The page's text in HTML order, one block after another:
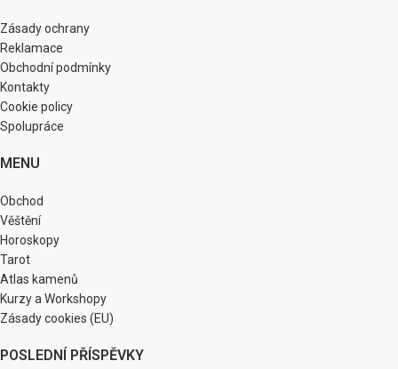
Zásady ochrany
Reklamace
Obchodní podmínky
Kontakty
Cookie policy
Spolupráce
MENU
Obchod
Věštění
Horoskopy
Tarot
Atlas kamenů
Kurzy a Workshopy
Zásady cookies (EU)
POSLEDNÍ PŘÍSPĚVKY